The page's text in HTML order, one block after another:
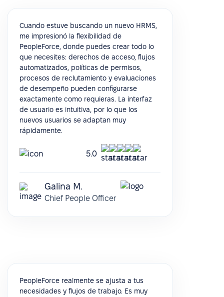
Cuando estuve buscando un nuevo HRMS,
me impresionó la flexibilidad de
PeopleForce, donde puedes crear todo lo
que necesites: derechos de acceso, flujos
automatizados, políticas de permisos,
procesos de reclutamiento y evaluaciones
de desempeño pueden configurarse
exactamente como requieras. La interfaz
de usuario es intuitiva, por lo que los
nuevos usuarios se adaptan muy
rápidamente.
5.0
Galina M.
Chief People Officer
PeopleForce realmente se ajusta a tus
necesidades y flujos de trabajo. Es muy